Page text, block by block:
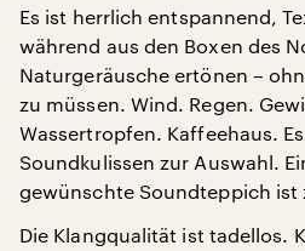
Es ist herrlich entspannend,
während aus den Boxen des
Naturgeräusche ertönen –
zu müssen. Wind. Regen.
Wassertropfen. Kaffeehaus.
Soundkulissen zur Auswahl.
gewünschte Soundteppich ist
Die Klangqualität ist tadellos.